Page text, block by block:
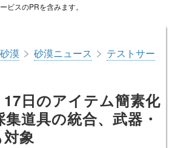
ビスのPRを含みます。
漠 > 砂漠ニュース > テストサー
17日のアイテム簡素化
道具の統合、武器・
象